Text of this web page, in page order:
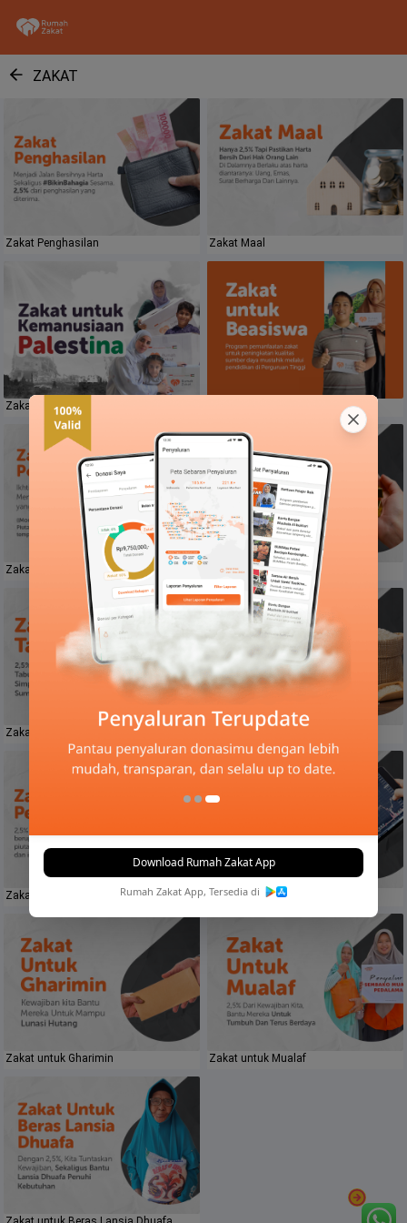
Download Rumah Zakat App
Rumah Zakat App, Tersedia di
ZAKAT
Zakat Penghasilan Zakat Maal
Zakat untuk kemanusiaan Palestina
Zakat Perdagangan Zakat Emas
Zakat Tabungan Zakat Pertanian
Zakat Perusahaan Zakat Saham
Zakat untuk Gharimin Zakat untuk Mualaf